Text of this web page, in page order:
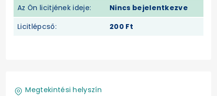
Az Ön licitjének ideje:
Nincs bejelentkezve
Licitlépcső:
200 Ft
Megtekintési helyszín